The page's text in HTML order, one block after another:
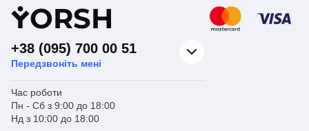
YORSH
+38 (095) 700 00 51
Передзвоніть мені
Час роботи
Пн - Сб з 9:00 до 18:00
Нд з 10:00 до 18:00